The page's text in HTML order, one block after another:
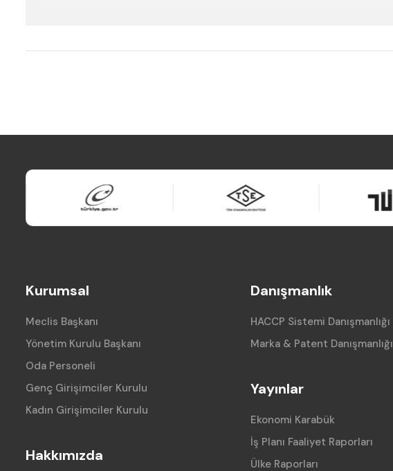
Kurumsal
Meclis Başkanı
Yönetim Kurulu Başkanı
Oda Personeli
Genç Girişimciler Kurulu
Kadın Girişimciler Kurulu
Hakkımızda
Danışmanlık
HACCP Sistemi Danışmanlığı
Marka & Patent Danışmanlığı
Yayınlar
Ekonomi Karabük
İş Planı Faaliyet Raporları
Ülke Raporları